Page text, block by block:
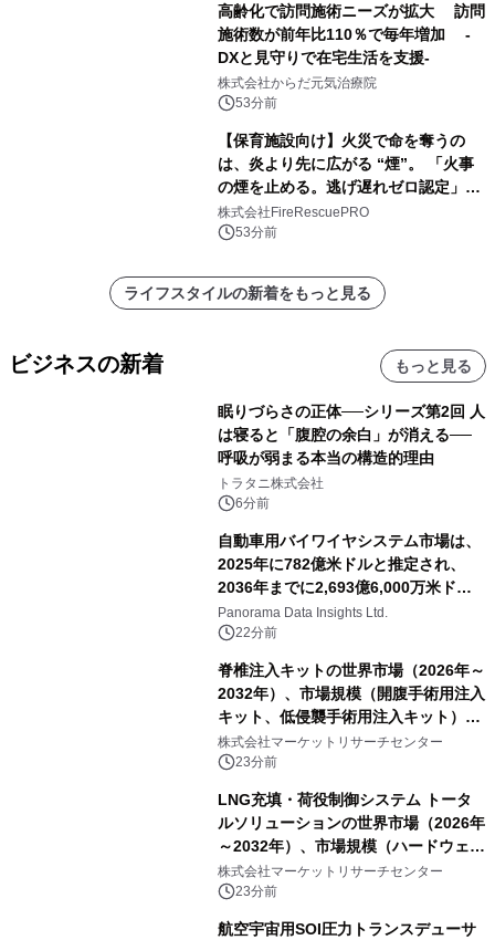
高齢化で訪問施術ニーズが拡大 訪問
施術数が前年比110％で毎年増加 -
DXと見守りで在宅生活を支援-
株式会社からだ元気治療院
53分前
【保育施設向け】火災で命を奪うの
は、炎より先に広がる “煙”。 「火事
の煙を止める。逃げ遅れゼロ認定」提
供開始
株式会社FireRescuePRO
53分前
ライフスタイルの新着をもっと見る
ビジネスの新着 もっと見る
眠りづらさの正体──シリーズ第2回 人
は寝ると「腹腔の余白」が消える──
呼吸が弱まる本当の構造的理由
トラタニ株式会社
6分前
自動車用バイワイヤシステム市場は、
2025年に782億米ドルと推定され、
2036年までに2,693億6,000万米ドル
に達すると予測されており、予測期間
（2026年～2036年）
Panorama Data Insights Ltd.
22分前
脊椎注入キットの世界市場（2026年～
2032年）、市場規模（開腹手術用注入
キット、低侵襲手術用注入キット）・
分析レポートを発表
株式会社マーケットリサーチセンター
23分前
LNG充填・荷役制御システム トータ
ルソリューションの世界市場（2026年
～2032年）、市場規模（ハードウェ
ア、ソフトウェア、サービス）・分析
レポートを発表
株式会社マーケットリサーチセンター
23分前
航空宇宙用SOI圧力トランスデューサ